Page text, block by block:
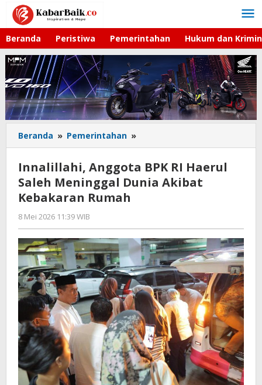
Lewati
konten
Beranda Peristiwa Pemerintahan Hukum dan
Beranda » Pemerintahan »
Anggota
RI
Haerul
Kebakaran
Rumah
Innalillahi, Anggota BPK RI Haerul
Saleh Meninggal Dunia Akibat
Kebakaran Rumah
8 Mei 2026 11:39 WIB
Andika
DP